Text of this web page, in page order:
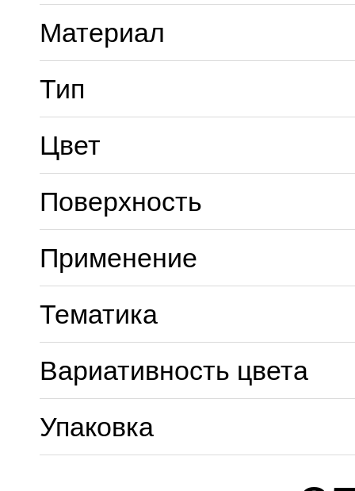
Материал
Тип
Цвет
Поверхность
Применение
Тематика
Вариативность цвета
Упаковка